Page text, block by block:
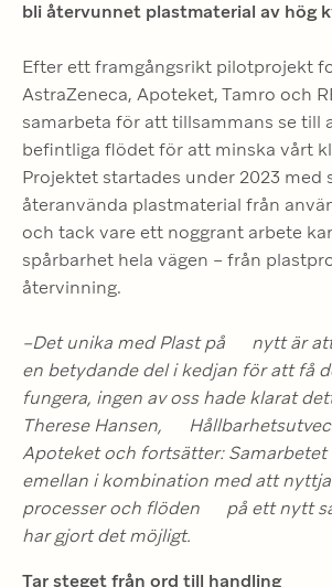
bli återvunnet plastmaterial av hög
Efter ett framgångsrikt pilotprojekt
AstraZeneca, Apoteket, Tamro och
samarbeta för att tillsammans se till
befintliga flödet för att minska vårt
Projektet startades under 2023 med
återanvända plastmaterial från
och tack vare ett noggrant arbete
spårbarhet hela vägen – från
återvinning.
–Det unika med Plast på      nytt är
en betydande del i kedjan för att få
fungera, ingen av oss hade klarat
Therese Hansen,
Apoteket och fortsätter: Samarbetet
emellan i kombination med att
processer och flöden      på ett nytt
har gjort det möjligt.
Tar steget från ord till handling